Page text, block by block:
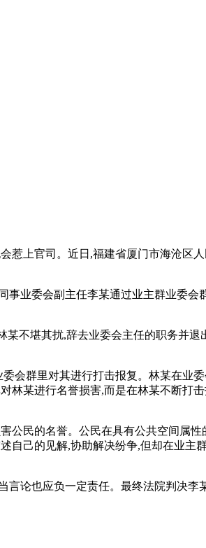
惹上官司。近日,福建省厦门市海沧区
业委会副主任李某通过业主群业委会
不堪其扰,辞去业委会主任的职务并
会群里对其进行打击报复。林某在业
林某进行名誉损害,而是在林某不断打
公民的名誉。公民在具有公共空间属
己的见解,协助解决纷争,但却在业主
论也应负一定责任。最终法院判决